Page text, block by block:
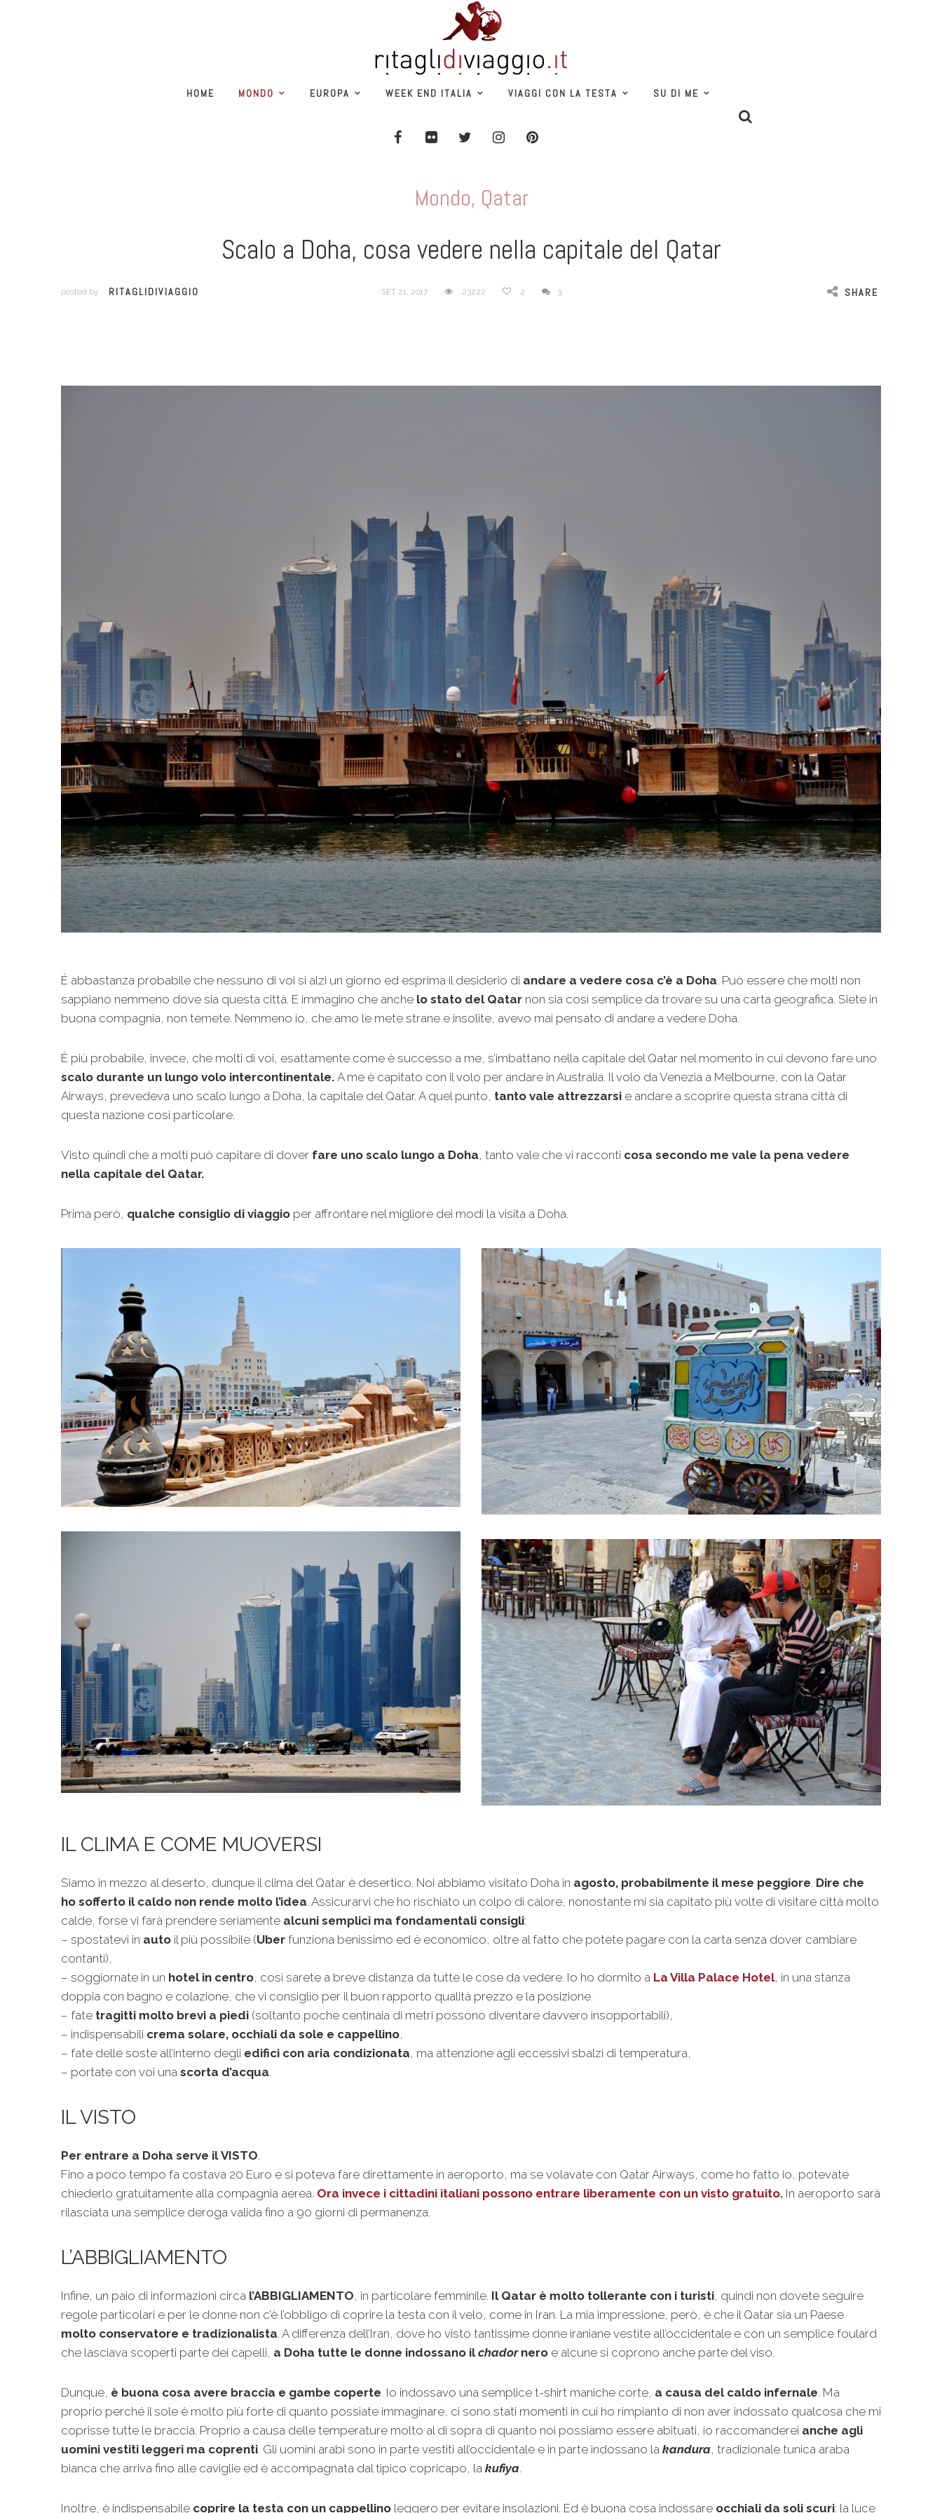
HOME MONDO EUROPA WEEK END ITALIA VIAGGI CON LA TESTA SU DI ME
Mondo, Qatar
Scalo a Doha, cosa vedere nella capitale del Qatar
posted by RITAGLIDIVIAGGIO SET 21, 2017 23222 2 3 SHARE
È abbastanza probabile che nessuno di voi si alzi un giorno ed esprima il desiderio di andare a vedere cosa c’è a Doha. Può essere che molti non
sappiano nemmeno dove sia questa città. E immagino che anche lo stato del Qatar non sia così semplice da trovare su una carta geografica. Siete in
buona compagnia, non temete. Nemmeno io, che amo le mete strane e insolite, avevo mai pensato di andare a vedere Doha.
È più probabile, invece, che molti di voi, esattamente come è successo a me, s’imbattano nella capitale del Qatar nel momento in cui devono fare uno
scalo durante un lungo volo intercontinentale. A me è capitato con il volo per andare in Australia. Il volo da Venezia a Melbourne, con la Qatar
Airways, prevedeva uno scalo lungo a Doha, la capitale del Qatar. A quel punto, tanto vale attrezzarsi e andare a scoprire questa strana città di
questa nazione così particolare.
Visto quindi che a molti può capitare di dover fare uno scalo lungo a Doha, tanto vale che vi racconti cosa secondo me vale la pena vedere
nella capitale del Qatar.
Prima però, qualche consiglio di viaggio per affrontare nel migliore dei modi la visita a Doha.
IL CLIMA E COME MUOVERSI
Siamo in mezzo al deserto, dunque il clima del Qatar è desertico. Noi abbiamo visitato Doha in agosto, probabilmente il mese peggiore. Dire che
ho sofferto il caldo non rende molto l’idea. Assicurarvi che ho rischiato un colpo di calore, nonostante mi sia capitato più volte di visitare città molto
calde, forse vi farà prendere seriamente alcuni semplici ma fondamentali consigli:
– spostatevi in auto il più possibile (Uber funziona benissimo ed è economico, oltre al fatto che potete pagare con la carta senza dover cambiare
contanti),
– soggiornate in un hotel in centro, così sarete a breve distanza da tutte le cose da vedere. Io ho dormito a La Villa Palace Hotel, in una stanza
doppia con bagno e colazione, che vi consiglio per il buon rapporto qualità prezzo e la posizione.
– fate tragitti molto brevi a piedi (soltanto poche centinaia di metri possono diventare davvero insopportabili),
– indispensabili crema solare, occhiali da sole e cappellino,
– fate delle soste all’interno degli edifici con aria condizionata, ma attenzione agli eccessivi sbalzi di temperatura,
– portate con voi una scorta d’acqua.
IL VISTO
Per entrare a Doha serve il VISTO.
Fino a poco tempo fa costava 20 Euro e si poteva fare direttamente in aeroporto, ma se volavate con Qatar Airways, come ho fatto io, potevate
chiederlo gratuitamente alla compagnia aerea. Ora invece i cittadini italiani possono entrare liberamente con un visto gratuito. In aeroporto sarà
rilasciata una semplice deroga valida fino a 90 giorni di permanenza.
L’ABBIGLIAMENTO
Infine, un paio di informazioni circa l’ABBIGLIAMENTO, in particolare femminile. Il Qatar è molto tollerante con i turisti, quindi non dovete seguire
regole particolari e per le donne non c’è l’obbligo di coprire la testa con il velo, come in Iran. La mia impressione, però, è che il Qatar sia un Paese
molto conservatore e tradizionalista. A differenza dell’Iran, dove ho visto tantissime donne iraniane vestite all’occidentale e con un semplice foulard
che lasciava scoperti parte dei capelli, a Doha tutte le donne indossano ilchadornero e alcune si coprono anche parte del viso.
Dunque, è buona cosa avere braccia e gambe coperte. Io indossavo una semplice t-shirt maniche corte, a causa del caldo infernale. Ma
proprio perché il sole è molto più forte di quanto possiate immaginare, ci sono stati momenti in cui ho rimpianto di non aver indossato qualcosa che mi
coprisse tutte le braccia. Proprio a causa delle temperature molto al di sopra di quanto noi possiamo essere abituati, io raccomanderei anche agli
uomini vestiti leggeri ma coprenti. Gli uomini arabi sono in parte vestiti all’occidentale e in parte indossano la kandura, tradizionale tunica araba
bianca che arriva fino alle caviglie ed è accompagnata dal tipico copricapo, la kufiya.
Inoltre, è indispensabile coprire la testa con un cappellino leggero per evitare insolazioni. Ed è buona cosa indossare occhiali da soli scuri: la luce